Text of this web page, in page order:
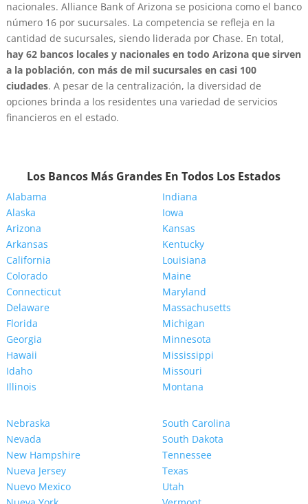
nacionales. Alliance Bank of Arizona se posiciona como el banco
número 16 por sucursales. La competencia se refleja en la
cantidad de sucursales, siendo liderada por Chase. En total,
hay 62 bancos locales y nacionales en todo Arizona que sirven
a la población, con más de mil sucursales en casi 100
ciudades. A pesar de la centralización, la diversidad de
opciones brinda a los residentes una variedad de servicios
financieros en el estado.
Los Bancos Más Grandes En Todos Los Estados
Alabama
Alaska
Arizona
Arkansas
California
Colorado
Connecticut
Delaware
Florida
Georgia
Hawaii
Idaho
Illinois
Indiana
Iowa
Kansas
Kentucky
Louisiana
Maine
Maryland
Massachusetts
Michigan
Minnesota
Mississippi
Missouri
Montana
Nebraska
Nevada
New Hampshire
Nueva Jersey
Nuevo Mexico
South Carolina
South Dakota
Tennessee
Texas
Utah